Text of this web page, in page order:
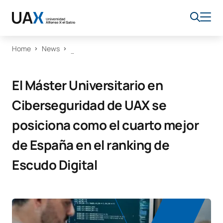
Home News
El Máster Universitario en
Ciberseguridad de UAX se
posiciona como el cuarto mejor
de España en el ranking de
Escudo Digital